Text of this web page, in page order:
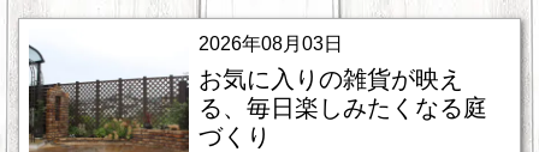
2026年08月03日
お気に入りの雑貨が映え
る、毎日楽しみたくなる庭
づくり